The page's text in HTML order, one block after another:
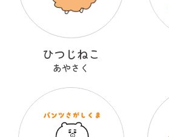
ひつじねこ
あやさく